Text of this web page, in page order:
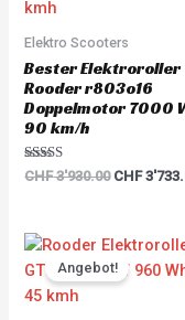
Elektro Scooters
Bester Elektroroller
Rooder r803o16
Doppelmotor 7000
90 km/h
Rated
CHF3'930.00 CHF
Angebot!
Original
price
was: